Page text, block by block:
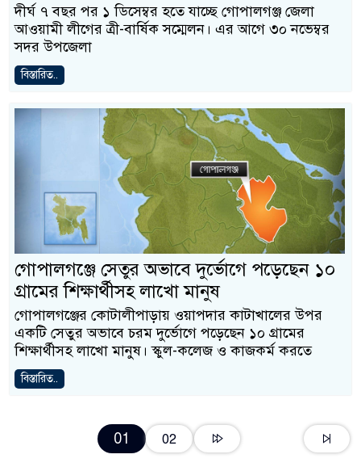
দীর্ঘ ৭ বছর পর ১ ডিসেম্বর হতে যাচ্ছে গোপালগঞ্জ জেলা
আওয়ামী লীগের ত্রী-বার্ষিক সম্মেলন। এর আগে ৩০ নভেম্বর
সদর উপজেলা
বিস্তারিত..
গোপালগঞ্জে সেতুর অভাবে দুর্ভোগে পড়েছেন ১০
গ্রামের শিক্ষার্থীসহ লাখো মানুষ
গোপালগঞ্জের কোটালীপাড়ায় ওয়াপদার কাটাখালের উপর
একটি সেতুর অভাবে চরম দুর্ভোগে পড়েছেন ১০ গ্রামের
শিক্ষার্থীসহ লাখো মানুষ। স্কুল-কলেজ ও কাজকর্ম করতে
বিস্তারিত..
01 02